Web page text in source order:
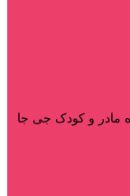
مادر و کودک جی جا